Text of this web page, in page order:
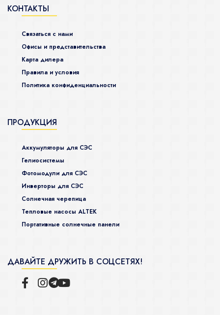
КОНТАКТЫ
Связаться с нами
Офисы и представительства
Карта дилера
Правила и условия
Политика конфиденциальности
ПРОДУКЦИЯ
Аккумуляторы для СЭС
Гелиосистемы
Фотомодули для СЭС
Инверторы для СЭС
Солнечная черепица
Тепловые насосы ALTEK
Портативные солнечные панели
ДАВАЙТЕ ДРУЖИТЬ В СОЦСЕТЯХ!